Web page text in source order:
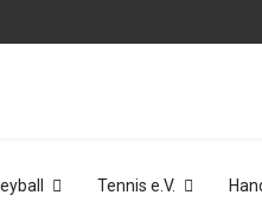
Tennis e.V.